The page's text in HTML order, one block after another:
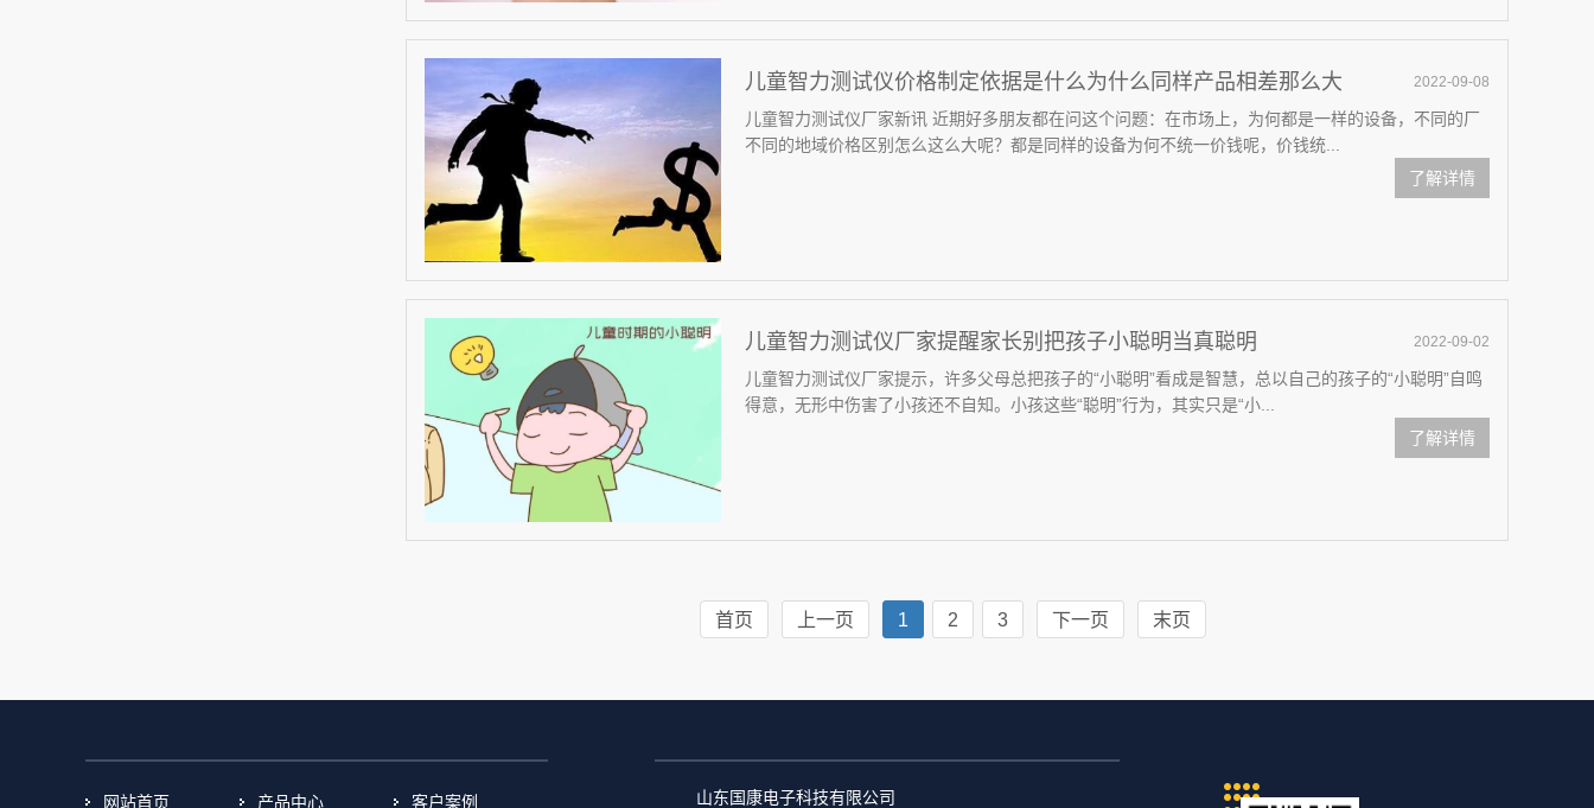
2022-09-08
儿童智力测试仪价格制定依据是什么为什么同样产品相差那么大
儿童智力测试仪厂家新讯 近期好多朋友都在问这个问题：在市场上，为何都是一样的设备，不同的厂
不同的地域价格区别怎么这么大呢？都是同样的设备为何不统一价钱呢，价钱统...
了解详情
2022-09-02
儿童智力测试仪厂家提醒家长别把孩子小聪明当真聪明
儿童智力测试仪厂家提示，许多父母总把孩子的“小聪明”看成是智慧，总以自己的孩子的“小聪明”自鸣
得意，无形中伤害了小孩还不自知。小孩这些“聪明”行为，其实只是“小...
了解详情
首页 上一页 1 2 3 下一页 末页
网站首页 产品中心 客户案例 山东国康电子科技有限公司